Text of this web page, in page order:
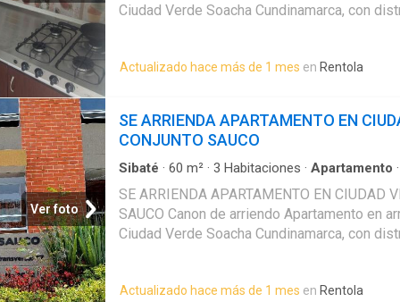
Ciudad Verde Soacha Cundinamarca, con
habitaciones, 2 banos, sala comedor, cocina
lavanderia, calentador de agua y closets. Un
comodo y bien distribuido para el dia a dia.
APARTAMENTO EN CIUDAD VERDE
Actualizado hace más de 1 mes en Rentola
Ver foto
SE ARRIENDA APARTAMENTO EN
CONJUNTO SAUCO
Sibaté · 60 m² · 3 Habitaciones · Apartamento ·
SE ARRIENDA APARTAMENTO EN CIUDAD
SAUCO Canon de arriendo Apartamento en
Ciudad Verde Soacha Cundinamarca, con
habitaciones, 2 banos, sala comedor y
practico, comodo y bien distribuido para el
Actualizado hace más de 1 mes en Rentola